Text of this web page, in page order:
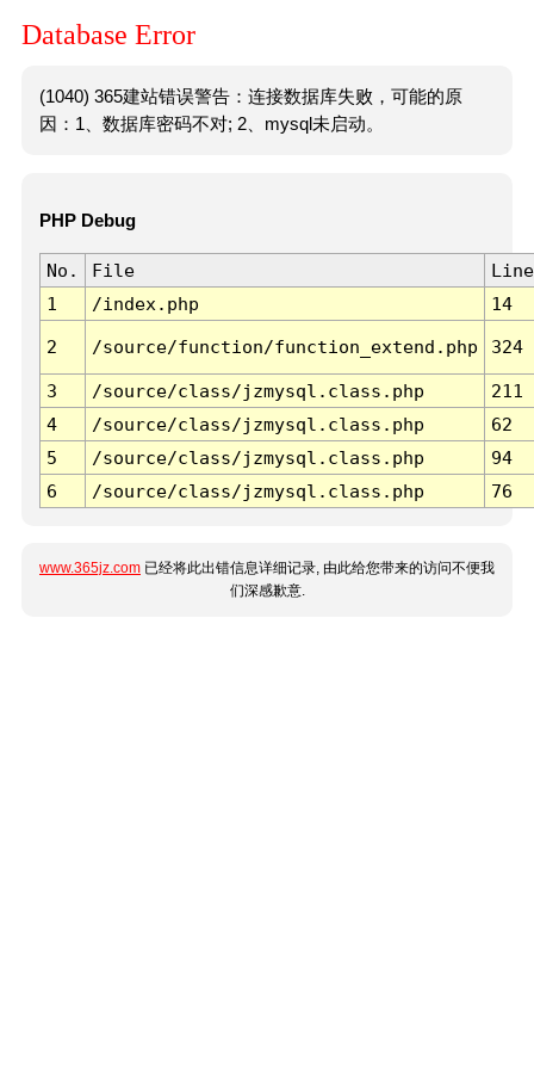
Database Error
(1040) 365建站错误警告：连接数据库失败，可能的原
因：1、数据库密码不对; 2、mysql未启动。
PHP Debug
No. File
Line
1
/index.php 14
2 /source/function/function_extend.php 324
3 /source/class/jzmysql.class.php
211
4
/source/class/jzmysql.class.php
62
5
/source/class/jzmysql.class.php
94
6
/source/class/jzmysql.class.php 76
www.365jz.com 已经将此出错信息详细记录, 由此给您带来的访问不便我
们深感歉意.